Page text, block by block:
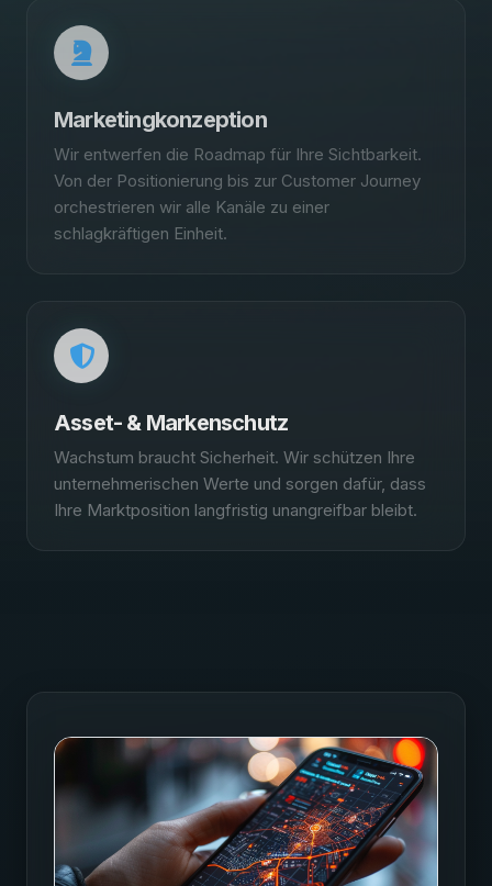
Marketingkonzeption
Wir entwerfen die Roadmap für Ihre Sichtbarkeit.
Von der Positionierung bis zur Customer Journey
orchestrieren wir alle Kanäle zu einer
schlagkräftigen Einheit.
Asset- & Markenschutz
Wachstum braucht Sicherheit. Wir schützen Ihre
unternehmerischen Werte und sorgen dafür, dass
Ihre Marktposition langfristig unangreifbar bleibt.